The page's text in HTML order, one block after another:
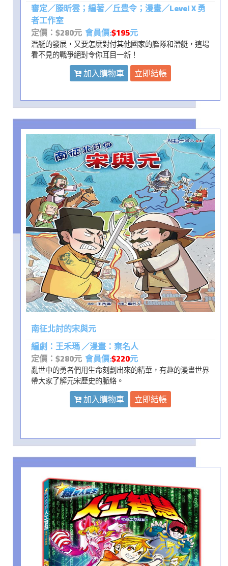
審定／滕昕雲；編著／丘豊令；漫畫／Level X 勇
者工作室
定價：$280元 會員價:$195元
潛艇的發展，又要怎麼對付其他國家的艦隊和潛艇，這場
看不見的戰爭絕對令你耳目一新！
加入購物車 立即結帳
南征北討的宋與元
編劇：王禾瑪 ／漫畫：棄名人
定價：$280元 會員價:$220元
亂世中的勇者們用生命刻劃出來的精華，有趣的漫畫世界
帶大家了解元宋歷史的脈絡。
加入購物車 立即結帳